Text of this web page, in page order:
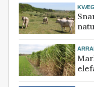
KVÆG